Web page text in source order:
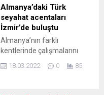
Almanya’daki Türk
seyahat acentaları
İzmir’de buluştu
Almanya’nın farklı
kentlerinde çalışmalarını
sürdüren 100’ün üzerinde
Türk Seyahat Acentaları ve
18.03.2022 0 85